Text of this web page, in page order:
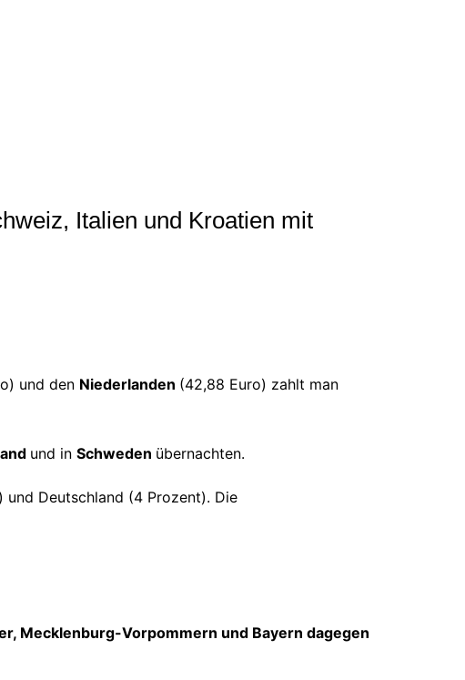
Italien und Kroatien mit
und den Niederlanden (42,88 Euro) zahlt man
und in Schweden übernachten.
und Deutschland (4 Prozent). Die
Mecklenburg-Vorpommern und Bayern dagegen